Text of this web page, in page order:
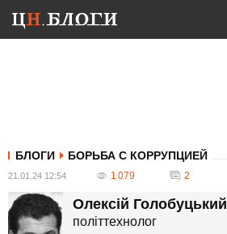
БЛОГИ БОРЬБА С КОРРУПЦИЕЙ
21.01.24 12:54 1 079 2
Олексій Голобуцький
політтехнолог